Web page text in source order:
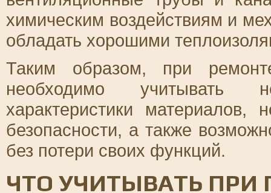
химическим воздействиям и
обладать хорошими
Таким образом, при
необходимо учитывать
характеристики материалов,
безопасности, а также
без потери своих функций.
ЧТО УЧИТЫВАТЬ